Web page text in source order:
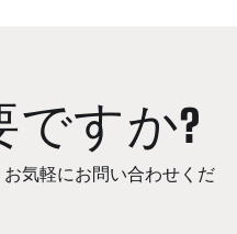
ですか?
気軽にお問い合わせくだ